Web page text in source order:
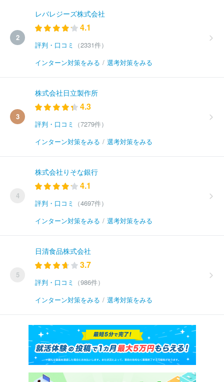
2
レバレジーズ株式会社
4.1
評判・口コミ
（2331件）
インターン対策をみる / 選考対策をみる
3
株式会社日立製作所
4.3
評判・口コミ
（7279件）
インターン対策をみる / 選考対策をみる
4
株式会社りそな銀行
4.1
評判・口コミ
（4697件）
インターン対策をみる / 選考対策をみる
5
日清食品株式会社
3.7
評判・口コミ
（986件）
インターン対策をみる / 選考対策をみる